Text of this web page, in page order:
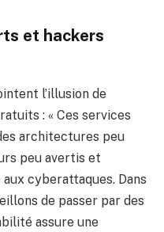
et hackers
l’illusion de
: « Ces services
architectures peu
peu avertis et
cyberattaques. Dans
de passer par des
assure une